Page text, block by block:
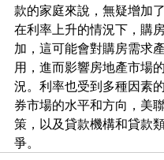
款的家庭來說，無疑增加了
在利率上升的情況下，購
加，這可能會對購房需求
用，進而影響房地產市場
況。利率也受到多種因素
券市場的水平和方向，美
策，以及貸款機構和貸款
爭。